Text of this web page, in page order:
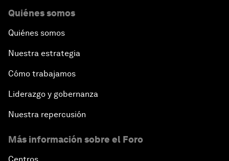
Quiénes somos
Quiénes somos
Nuestra estrategia
Cómo trabajamos
Liderazgo y gobernanza
Nuestra repercusión
Más información sobre el Foro